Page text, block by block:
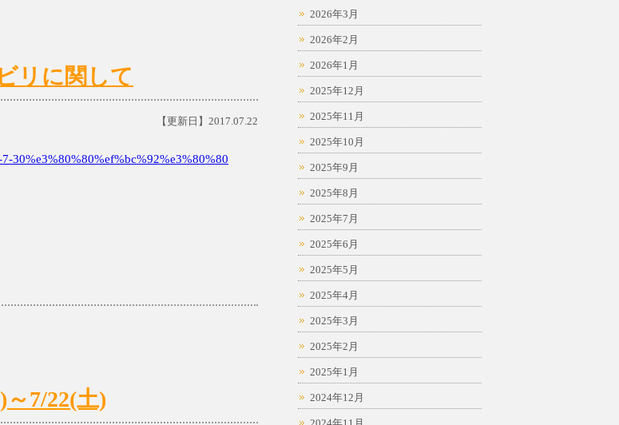
リに関して
【更新日】2017.07.22
30%e3%80%80%ef%bc%92%e3%80%80
7/22(土)
2026年3月
2026年2月
2026年1月
2025年12月
2025年11月
2025年10月
2025年9月
2025年8月
2025年7月
2025年6月
2025年5月
2025年4月
2025年3月
2025年2月
2025年1月
2024年12月